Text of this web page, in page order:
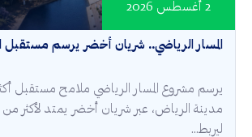
المسار الرياضي.. شريان أخضر يرسم مستقبل
2 أغسطس 2026
يرسم مشروع المسار الرياضي ملامح مستقبل
ليربط...